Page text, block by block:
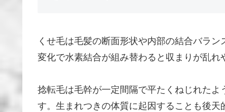
くせ毛は毛髪の断面形状や内部の結合バラ
変化で水素結合が組み替わると収まりが乱れ
捻転毛は毛幹が一定間隔で平たくねじれた
す。生まれつきの体質に起因することも後